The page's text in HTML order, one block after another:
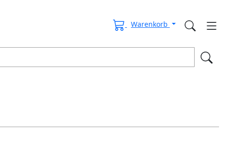
Warenkorb